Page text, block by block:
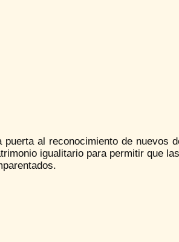
al reconocimiento de nuevos
igualitario para permitir que